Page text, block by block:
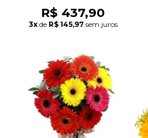
R$ 437,90
3x de R$ 145,97 sem juros